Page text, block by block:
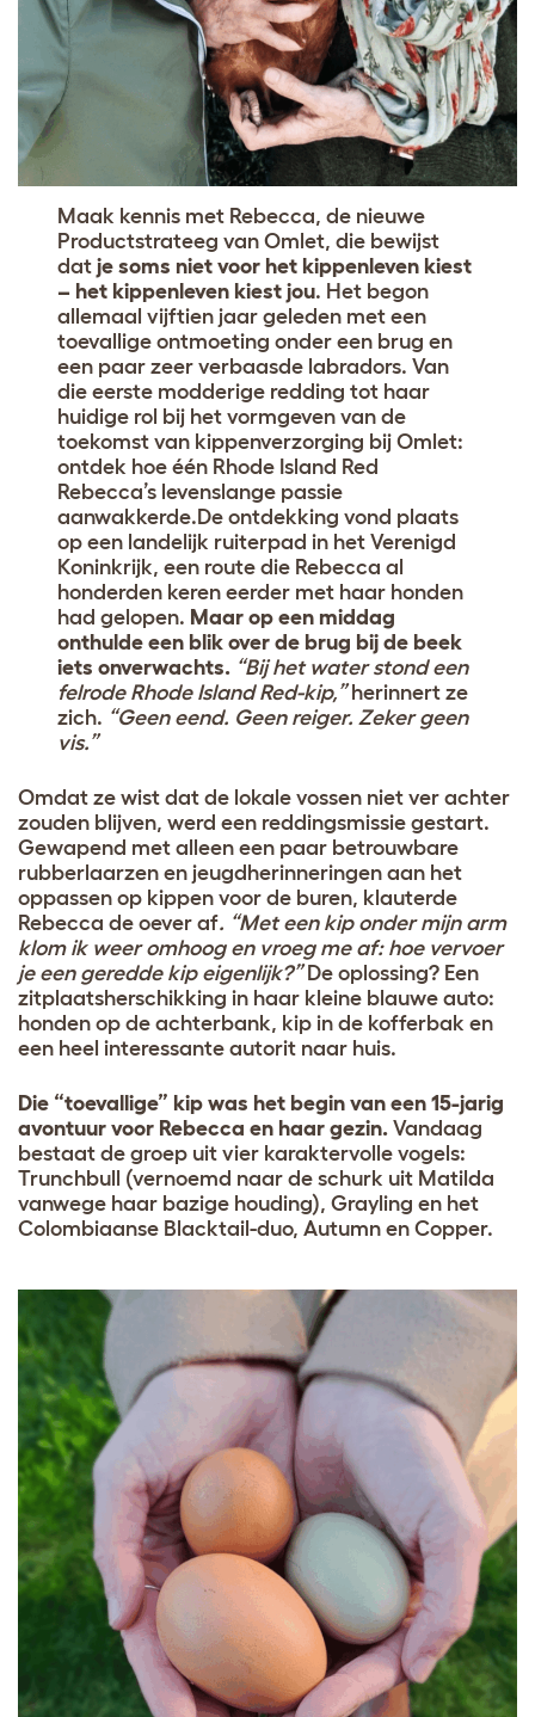
Maak kennis met Rebecca, de nieuwe
Productstrateeg van Omlet, die bewijst
datje soms niet voor het kippenleven kiest
– het kippenleven kiest jou. Het begon
allemaal vijftien jaar geleden met een
toevallige ontmoeting onder een brug en
een paar zeer verbaasde labradors. Van
die eerste modderige redding tot haar
huidige rol bij het vormgeven van de
toekomst van kippenverzorging bij Omlet:
ontdek hoe één Rhode Island Red
Rebecca’s levenslange passie
aanwakkerde.De ontdekking vond plaats
op een landelijk ruiterpad in het Verenigd
Koninkrijk, een route die Rebecca al
honderden keren eerder met haar honden
had gelopen. Maar op een middag
onthulde een blik over de brug bij de beek
iets onverwachts. “Bij het water stond een
felrode Rhode Island Red-kip,”herinnert ze
zich. “Geen eend. Geen reiger. Zeker geen
vis.”
Omdat ze wist dat de lokale vossen niet ver achter
zouden blijven, werd een reddingsmissie gestart.
Gewapend met alleen een paar betrouwbare
rubberlaarzen en jeugdherinneringen aan het
oppassen op kippen voor de buren, klauterde
Rebecca de oever af. “Met een kip onder mijn arm
klom ik weer omhoog en vroeg me af: hoe vervoer
je een geredde kip eigenlijk?”De oplossing? Een
zitplaatsherschikking in haar kleine blauwe auto:
honden op de achterbank, kip in de kofferbak en
een heel interessante autorit naar huis.
Die “toevallige” kip was het begin van een 15-jarig
avontuur voor Rebecca en haar gezin. Vandaag
bestaat de groep uit vier karaktervolle vogels:
Trunchbull (vernoemd naar de schurk uit Matilda
vanwege haar bazige houding), Grayling en het
Colombiaanse Blacktail-duo, Autumn en Copper.